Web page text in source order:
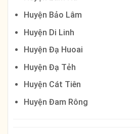
Huyện Bảo Lâm
Huyện Di Linh
Huyện Đạ Huoai
Huyện Đạ Tẻh
Huyện Cát Tiên
Huyện Đam Rông